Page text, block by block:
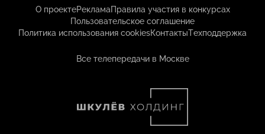
О проектеРекламаПравила участия в конкурсах
Пользовательское соглашение
Политика использования cookiesКонтактыТехподдержка
Все телепередачи в Москве